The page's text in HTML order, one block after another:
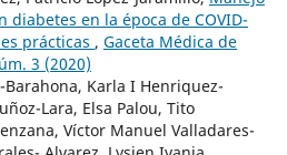
diabetes en la época de COVID-
prácticas , Gaceta Médica de
3 (2020)
Barahona, Karla I Henriquez-
Lara, Elsa Palou, Tito
Víctor Manuel Valladares-